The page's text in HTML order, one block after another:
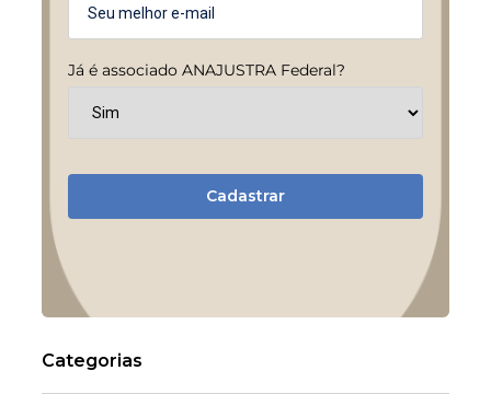
Já é associado ANAJUSTRA Federal?
Cadastrar
Categorias